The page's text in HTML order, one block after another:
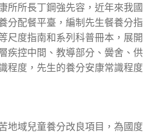
所所長丁鋼強先容，近年來我國
分配餐平臺，編制先生餐養分指
尺度指南和系列科普冊本，展開
疾控中間、教導部分、黌舍、供
程度，先生的養分安康常識程度
地域兒童養分改良項目，為國度